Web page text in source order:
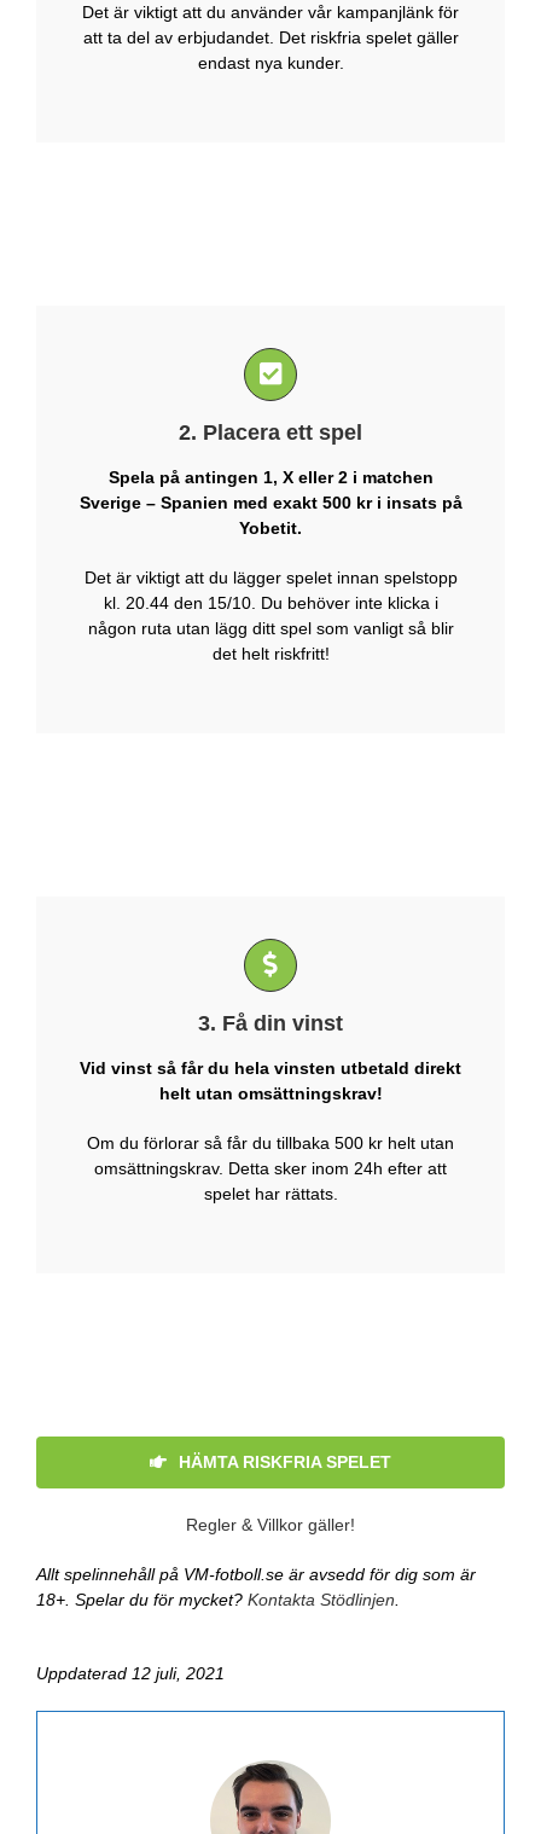
Det är viktigt att du använder vår kampanjlänk för
att ta del av erbjudandet. Det riskfria spelet gäller
endast nya kunder.
2. Placera ett spel
Spela på antingen 1, X eller 2 i matchen
Sverige – Spanien med exakt 500 kr i insats på
Yobetit.
Det är viktigt att du lägger spelet innan spelstopp
kl. 20.44 den 15/10. Du behöver inte klicka i
någon ruta utan lägg ditt spel som vanligt så blir
det helt riskfritt!
3. Få din vinst
Vid vinst så får du hela vinsten utbetald direkt
helt utan omsättningskrav!
Om du förlorar så får du tillbaka 500 kr helt utan
omsättningskrav. Detta sker inom 24h efter att
spelet har rättats.
HÄMTA RISKFRIA SPELET
Regler & Villkor gäller!
Allt spelinnehåll på VM-fotboll.se är avsedd för dig som är
18+. Spelar du för mycket? Kontakta Stödlinjen
Uppdaterad 12 juli, 2021